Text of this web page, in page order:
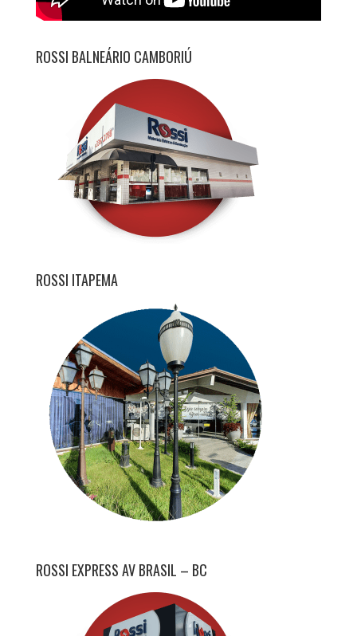
ROSSI BALNEÁRIO CAMBORIÚ
ROSSI ITAPEMA
ROSSI EXPRESS AV BRASIL – BC